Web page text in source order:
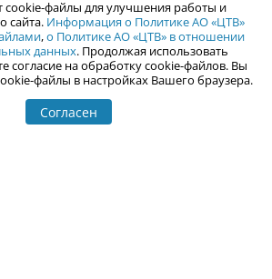
информации в разделе «Афиша»
на использование сайта
обработки персональных данных
cookie-файлы для улучшения работы и
сайта. Информация о Политике АО «ЦТВ»
,о Политике АО «ЦТВ» в отношении
данных. Продолжая использовать
согласие на обработку cookie-файлов. Вы
файлы в настройках Вашего браузера.
Согласен